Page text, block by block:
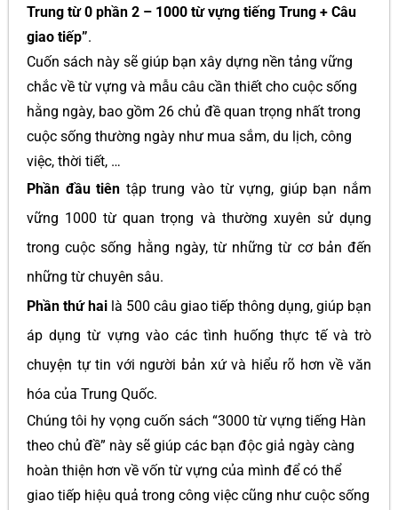
Trung từ 0 phần 2 – 1000 từ vựng tiếng Trung + Câu
giao tiếp”.
Cuốn sách này sẽ giúp bạn xây dựng nền tảng vững
chắc về từ vựng và mẫu câu cần thiết cho cuộc sống
hằng ngày, bao gồm 26 chủ đề quan trọng nhất trong
cuộc sống thường ngày như mua sắm, du lịch, công
việc, thời tiết, …
Phần đầu tiên tập trung vào từ vựng, giúp bạn nắm
vững 1000 từ quan trọng và thường xuyên sử dụng
trong cuộc sống hằng ngày, từ những từ cơ bản đến
những từ chuyên sâu.
Phần thứ hai là 500 câu giao tiếp thông dụng, giúp bạn
áp dụng từ vựng vào các tình huống thực tế và trò
chuyện tự tin với người bản xứ và hiểu rõ hơn về văn
hóa của Trung Quốc.
Chúng tôi hy vọng cuốn sách “3000 từ vựng tiếng Hàn
theo chủ đề” này sẽ giúp các bạn độc giả ngày càng
hoàn thiện hơn về vốn từ vựng của mình để có thể
giao tiếp hiệu quả trong công việc cũng như cuộc sống